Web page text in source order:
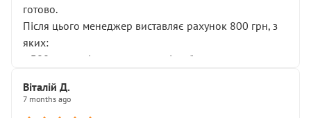
готово.
Після цього менеджер виставляє рахунок 800 грн, з
яких:
• 300 грн — діагностика гальмівної системи
НЕ погоджував
Віталій Д.
7 months ago